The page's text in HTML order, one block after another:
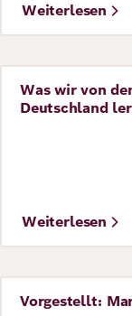
Weiterlesen
Perspective
Was wir von
Deutschland
Weiterlesen
Perspective
Vorgestellt: